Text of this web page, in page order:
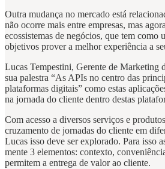
Outra mudança no mercado está
não ocorre mais entre empresas, mas
ecossistemas de negócios, que tem como
objetivos prover a melhor experiência a
Lucas Tempestini, Gerente de Marketing
sua palestra “As APIs no centro das
plataformas digitais” como estas
na jornada do cliente dentro destas
Com acesso a diversos serviços e
cruzamento de jornadas do cliente em
Lucas isso deve ser explorado. Para isso
mente 3 elementos: contexto,
permitem a entrega de valor ao cliente.